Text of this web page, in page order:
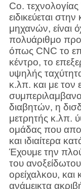
Co.
ειδικεύεται
μηχανών, είναι
πολυάριθμο
όπως CNC το
κέντρο, το
υψηλής
κ.λπ. και με τον
διαβητών, η
μετρητής κ.λπ.
ομάδας που
και ιδιαίτερα
Έχουμε την
του
ορείχαλκου,
ανάμεικτα